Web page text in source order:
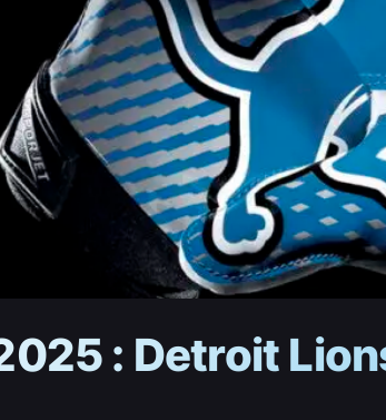
: Detroit